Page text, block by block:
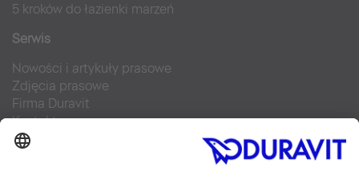
5 kroków do łazienki marzeń
Serwis
Nowości i artykuły prasowe
Zdjęcia prasowe
Firma Duravit
Kontakt
Najczęściej zadawane pytania